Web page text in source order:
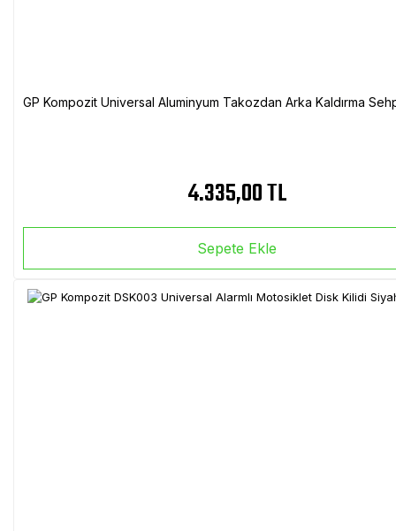
GP Kompozit Universal Aluminyum Takozdan Arka Kaldırma
4.335,00 TL
Sepete Ekle